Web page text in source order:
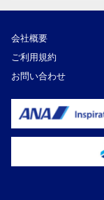
会社概要
ご利用規約
お問い合わせ